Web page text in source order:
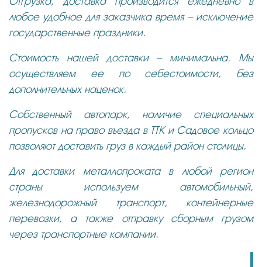
любое удобное для заказчика время – исключение
государственные праздники.
Стоимость нашей доставки – минимальна. Мы
осуществляем ее по себестоимости, без
дополнительных наценок.
Собственный автопарк, наличие специальных
пропусков на право въезда в ТТК и Садовое кольцо
позволяют доставить груз в каждый район столицы.
Для доставки металлопроката в любой регион
страны используем автомобильный,
железнодорожный транспорт, контейнерные
перевозки, а также отправку сборным грузом
через транспортные компании.